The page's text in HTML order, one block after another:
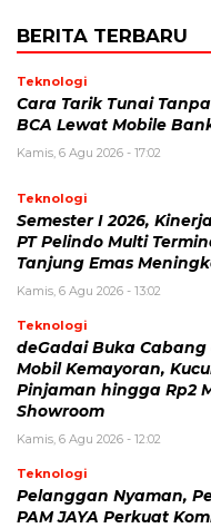
BERITA TERBARU
Teknologi
Cara Tarik Tunai
BCA Lewat Mobile
Kamis, 6 Agu 2026 - 17:02
Teknologi
Semester I 2026,
PT Pelindo Multi
Tanjung Emas
Kamis, 6 Agu 2026 - 13:02
Teknologi
deGadai Buka Cabang
Mobil Kemayoran,
Pinjaman hingga Rp2
Showroom
Kamis, 6 Agu 2026 - 12:02
Teknologi
Pelanggan Nyaman,
PAM JAYA Perkuat